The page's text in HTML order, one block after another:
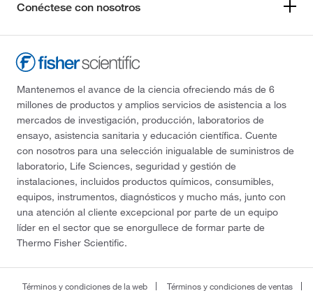
Conéctese con nosotros
Mantenemos el avance de la ciencia ofreciendo más de 6
millones de productos y amplios servicios de asistencia a los
mercados de investigación, producción, laboratorios de
ensayo, asistencia sanitaria y educación científica. Cuente
con nosotros para una selección inigualable de suministros de
laboratorio, Life Sciences, seguridad y gestión de
instalaciones, incluidos productos químicos, consumibles,
equipos, instrumentos, diagnósticos y mucho más, junto con
una atención al cliente excepcional por parte de un equipo
líder en el sector que se enorgullece de formar parte de
Thermo Fisher Scientific.
Términos y condiciones de la web Términos y condiciones de ventas